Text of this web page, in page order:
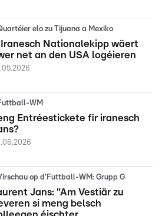
elo zu Tijuana a Mexiko
Nationalekipp wäert
net an den USA logéieren
WM
Entréestickete fir iranesch
op d'Futtball-WM: Grupp G
Jans: "Am Vestiär zu
si meng belsch